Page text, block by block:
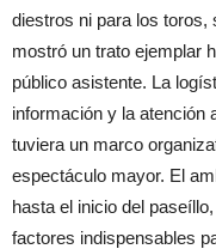
diestros ni para los toros,
mostró un trato ejemplar
público asistente. La
información y la atención
tuviera un marco
espectáculo mayor. El
hasta el inicio del
factores indispensables